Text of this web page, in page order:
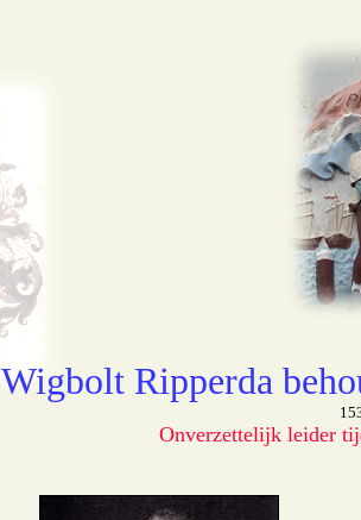
Wigbolt Ripperda
Onverzettelijk leider